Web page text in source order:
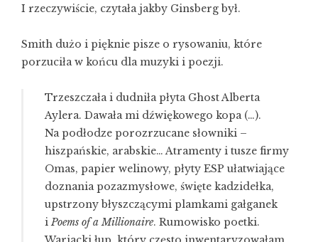
I rzeczywiście, czytała jakby Ginsberg był.
Smith dużo i pięknie pisze o rysowaniu, które
porzuciła w końcu dla muzyki i poezji.
Trzeszczała i dudniła płyta Ghost Alberta
Aylera. Dawała mi dźwiękowego kopa (…).
Na podłodze porozrzucane słowniki –
hiszpańskie, arabskie… Atramenty i tusze firmy
Omas, papier welinowy, płyty ESP ułatwiające
doznania pozazmysłowe, święte kadzidełka,
upstrzony błyszczącymi plamkami gałganek
i Poems of a Millionaire. Rumowisko poetki.